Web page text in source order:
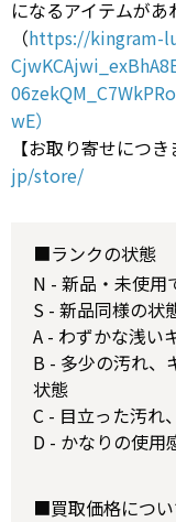
になるアイテムがあ
（https://kingram-
wE）
【お取り寄せにつき
jp/store/
■ランクの状態
N - 新品・未使用
S - 新品同様の状
A - わずかな浅い
B - 多少の汚れ、
状態
C - 目立った汚れ
D - かなりの使用
■買取価格につい